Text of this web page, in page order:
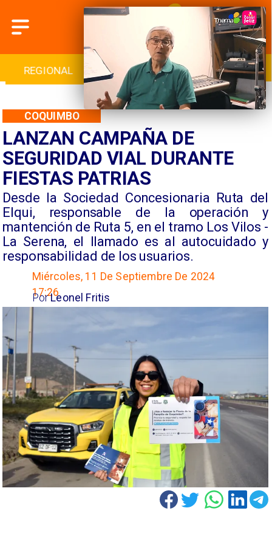
INTERNACIONAL DEPORTES CULTURA
LANZAN CAMPAÑA DE
SEGURIDAD VIAL DURANTE
FIESTAS PATRIAS
​Desde la Sociedad Concesionaria Ruta del
Elqui, responsable de la operación y
mantención de Ruta 5, en el tramo Los Vilos -
La Serena, el llamado es al autocuidado y
responsabilidad de los usuarios.
COQUIMBO
Miércoles, 11 De Septiembre De 2024
17:26Leonel Fritis
Por